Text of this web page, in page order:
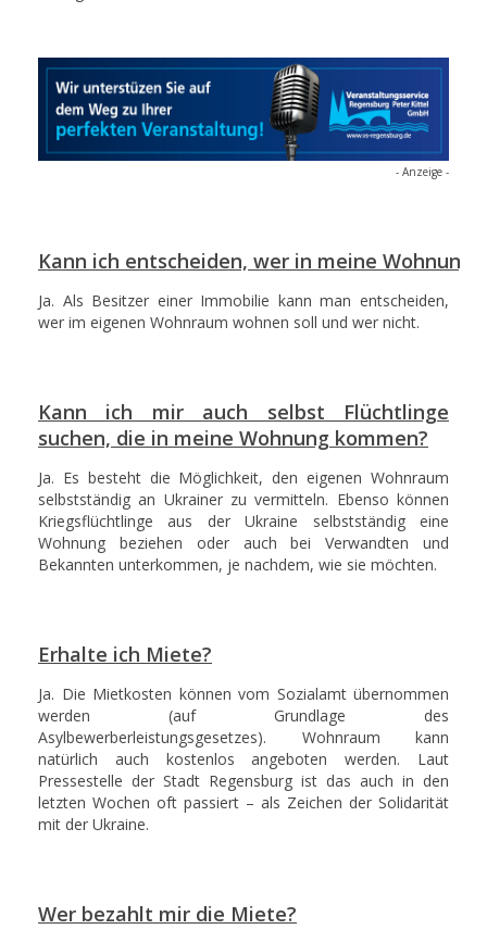
- Anzeige -
Kann ich entscheiden, wer in meine Wohnung
Ja. Als Besitzer einer Immobilie kann man entscheiden,
wer im eigenen Wohnraum wohnen soll und wer nicht.
Kann ich mir auch selbst Flüchtlinge
suchen, die in meine Wohnung kommen?
Ja. Es besteht die Möglichkeit, den eigenen Wohnraum
selbstständig an Ukrainer zu vermitteln. Ebenso können
Kriegsflüchtlinge aus der Ukraine selbstständig eine
Wohnung beziehen oder auch bei Verwandten und
Bekannten unterkommen, je nachdem, wie sie möchten.
Erhalte ich Miete?
Ja. Die Mietkosten können vom Sozialamt übernommen
werden (auf Grundlage des
Asylbewerberleistungsgesetzes). Wohnraum kann
natürlich auch kostenlos angeboten werden. Laut
Pressestelle der Stadt Regensburg ist das auch in den
letzten Wochen oft passiert – als Zeichen der Solidarität
mit der Ukraine.
Wer bezahlt mir die Miete?